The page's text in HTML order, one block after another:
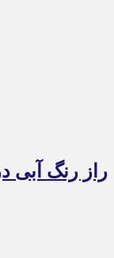
راز رنگ آبی